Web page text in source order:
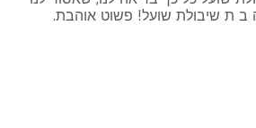
ת שיבולת שועל! פשוט אוהבת.